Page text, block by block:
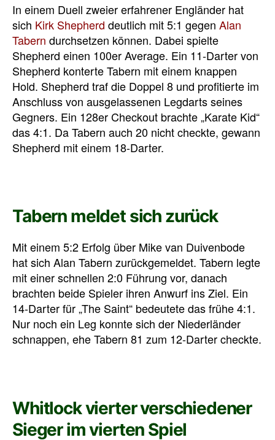
In einem Duell zweier erfahrener Engländer hat
sich Kirk Shepherd deutlich mit 5:1 gegen Alan
Tabern durchsetzen können. Dabei spielte
Shepherd einen 100er Average. Ein 11-Darter von
Shepherd konterte Tabern mit einem knappen
Hold. Shepherd traf die Doppel 8 und profitierte im
Anschluss von ausgelassenen Legdarts seines
Gegners. Ein 128er Checkout brachte „Karate Kid“
das 4:1. Da Tabern auch 20 nicht checkte, gewann
Shepherd mit einem 18-Darter.
Tabern meldet sich zurück
Mit einem 5:2 Erfolg über Mike van Duivenbode
hat sich Alan Tabern zurückgemeldet. Tabern legte
mit einer schnellen 2:0 Führung vor, danach
brachten beide Spieler ihren Anwurf ins Ziel. Ein
14-Darter für „The Saint“ bedeutete das frühe 4:1.
Nur noch ein Leg konnte sich der Niederländer
schnappen, ehe Tabern 81 zum 12-Darter checkte.
Whitlock vierter verschiedener
Sieger im vierten Spiel